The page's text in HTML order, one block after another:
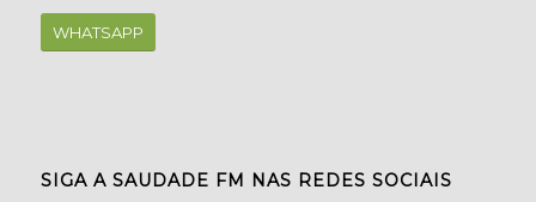
WHATSAPP
SIGA A SAUDADE FM NAS REDES SOCIAIS